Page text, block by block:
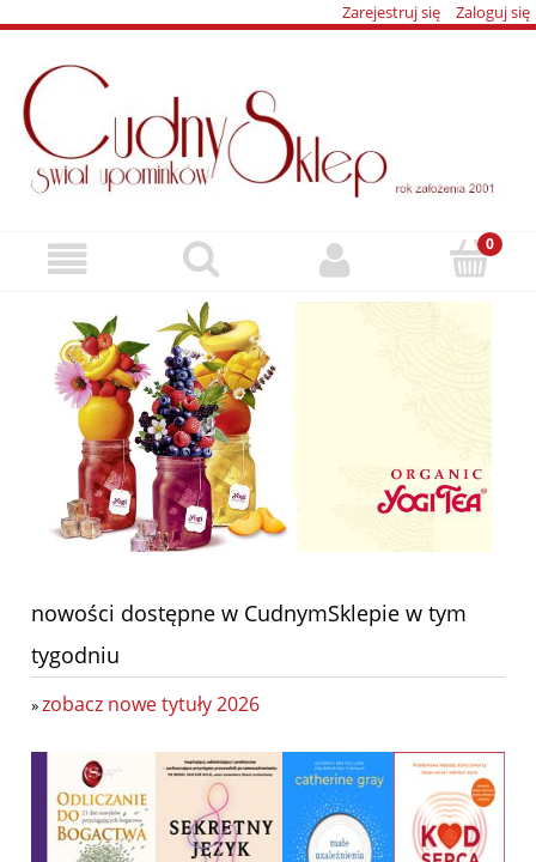
Zarejestruj się Zaloguj się
nowości dostępne w CudnymSklepie w tym
tygodniu
»zobacz nowe tytuły 2026